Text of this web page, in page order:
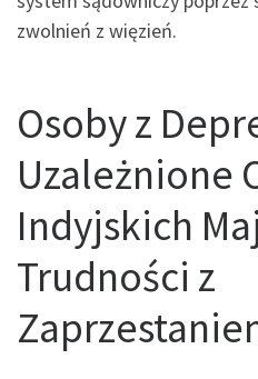
zwolnień z więzień.
Osoby z
Uzależnione
Indyjskich
Trudności z